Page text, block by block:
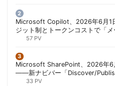
Microsoft Copilot、2026年6月1
ジット制とトークンコストで「
法 | 胡田昌彦
57 PV
Microsoft SharePoint、2026年6
——新ナビバー「Discover/
胡田昌彦
33 PV